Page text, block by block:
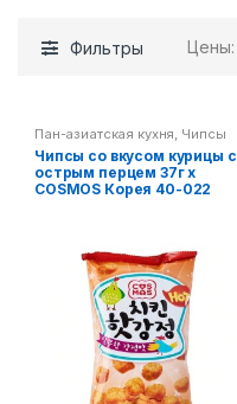
Фильтры
Пан-азиатская кухня Чипсы
Чипсы со вкусом курицы с
острым перцем 37г х
COSMOS Корея 40-022